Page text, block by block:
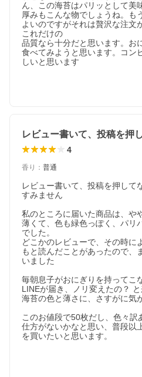
ん、この海苔はパリッとして美
厚みもこんな物でしょうね。も
よいのですがそれは贅沢な注文
これだけの
品質なら十分だと思います。お
食べてみようと思います。コン
しいと思います
4
香り ： 普通
レビュー書いて、投稿を押して
すみません
私のところに届いた商品は、や
薄くて、色も緑色っぽく、パリ
でした。
どこかのレビューで、その時に
もと読んだことがあったので、
いました
毎朝息子がおにぎりを持ってこ
LINEが届き、ノリ変えたの？ と
海苔の色と薄さに、さすがに気
このお値段で50枚だし、色々訳
仕方がないかなと思い、普段以